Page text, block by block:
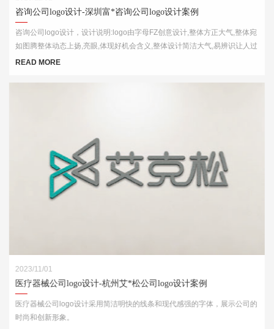
咨询公司logo设计-深圳富*咨询公司logo设计案例
咨询公司logo设计，设计说明:logo由字母FZ创意设计,整体方正大气,整体宛
如图腾整体动态上扬,亮眼,体现好机会含义,整体设计简洁大气,易辨识让人过
目不忘
READ MORE
2023/11/01
医疗器械公司logo设计-杭州艾*松公司logo设计案例
医疗器械公司logo设计采用简洁明快的线条和现代感强的字体，展示公司的
时尚和创新形象。